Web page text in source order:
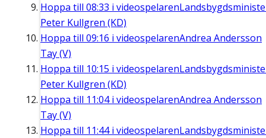
Hoppa till 08:33 i videospelaren
Peter Kullgren (KD)
Hoppa till 09:16 i videospelarenAndrea Andersson
Tay (V)
Hoppa till 10:15 i videospelaren
Peter Kullgren (KD)
Hoppa till 11:04i videospelarenAndrea Andersson
Tay (V)
Hoppa till 11:44i videospelaren